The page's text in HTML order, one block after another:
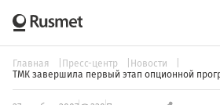
Главная Пресс-центр
Новости
ТМК завершила первый этап опционной